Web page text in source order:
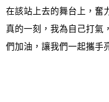
在該站上去的舞台上，奮
真的一刻，我為自己打氣
們加油，讓我們一起攜手